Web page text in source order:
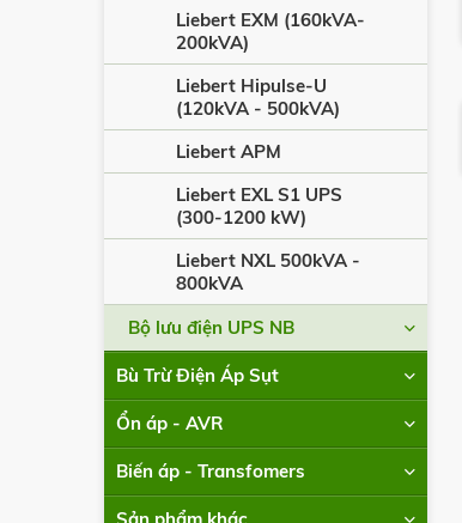
Liebert EXM (160kVA-
200kVA)
Liebert Hipulse-U
(120kVA - 500kVA)
Liebert APM
Liebert EXL S1 UPS
(300-1200 kW)
Liebert NXL 500kVA -
800kVA
Bộ lưu điện UPS NB
Bù Trừ Điện Áp Sụt
Ổn áp - AVR
Biến áp - Transfomers